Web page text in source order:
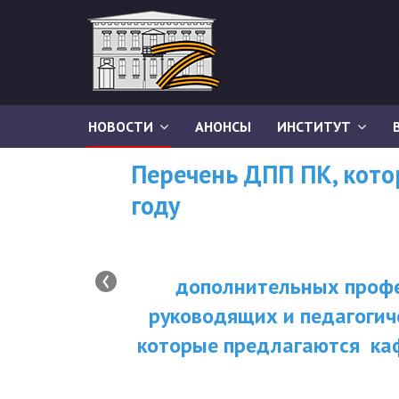
НОВОСТИ АНОНСЫ ИНСТИТУТ
Перечень ДПП ПК,
году
дополнительных
руководящих и
которые предлагаются
‹